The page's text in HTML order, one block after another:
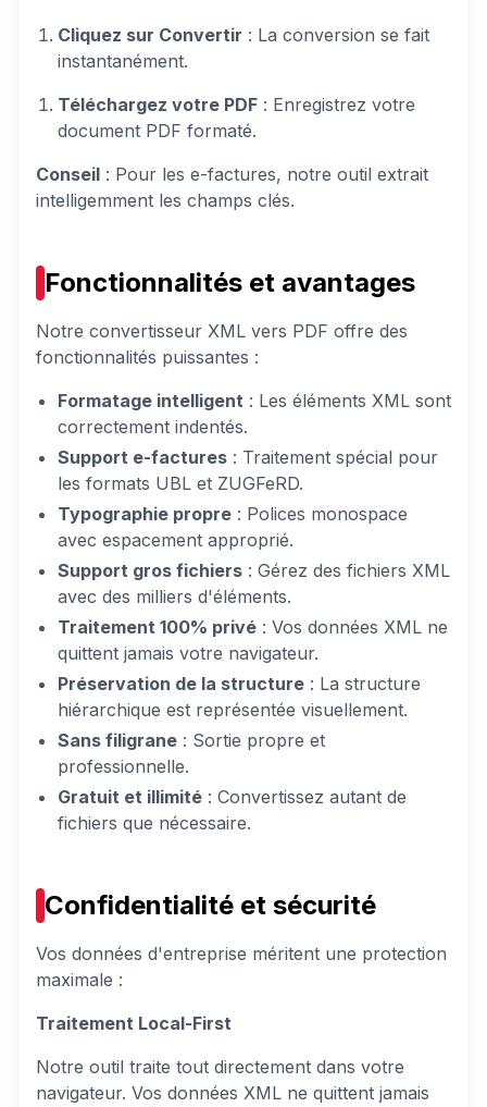
Cliquez sur Convertir : La conversion se fait
instantanément.
Téléchargez votre PDF : Enregistrez votre
document PDF formaté.
Conseil : Pour les e-factures, notre outil extrait
intelligemment les champs clés.
Fonctionnalités et avantages
Notre convertisseur XML vers PDF offre des
fonctionnalités puissantes :
Formatage intelligent : Les éléments XML sont
correctement indentés.
Support e-factures : Traitement spécial pour
les formats UBL et ZUGFeRD.
Typographie propre : Polices monospace
avec espacement approprié.
Support gros fichiers : Gérez des fichiers XML
avec des milliers d'éléments.
Traitement 100% privé : Vos données XML ne
quittent jamais votre navigateur.
Préservation de la structure : La structure
hiérarchique est représentée visuellement.
Sans filigrane : Sortie propre et
professionnelle.
Gratuit et illimité : Convertissez autant de
fichiers que nécessaire.
Confidentialité et sécurité
Vos données d'entreprise méritent une protection
maximale :
Traitement Local-First
Notre outil traite tout directement dans votre
navigateur. Vos données XML ne quittent jamais